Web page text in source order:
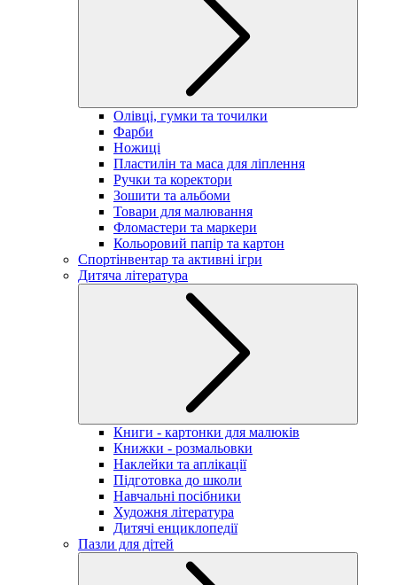
Олівці, гумки та точилки
Фарби
Ножиці
Пластилін та маса для ліплення
Ручки та коректори
Зошити та альбоми
Товари для малювання
Фломастери та маркери
Кольоровий папір та картон
Спортінвентар та активні ігри
Дитяча література
Книги - картонки для малюків
Книжки - розмальовки
Наклейки та аплікації
Підготовка до школи
Навчальні посібники
Художня література
Дитячі енциклопедії
Пазли для дітей